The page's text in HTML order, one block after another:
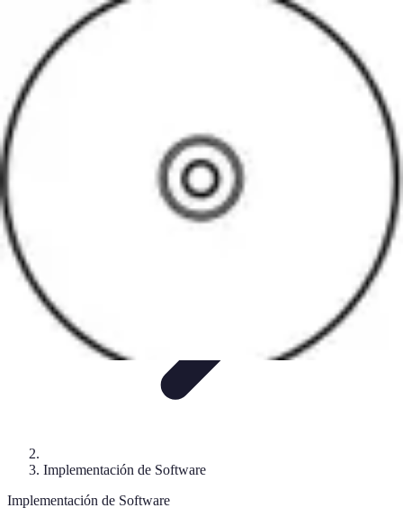
Software Fácil
Selección de Software
Integración de Software
TutorialesGuías Prácticas
Implementación de Software
Implementación de Software